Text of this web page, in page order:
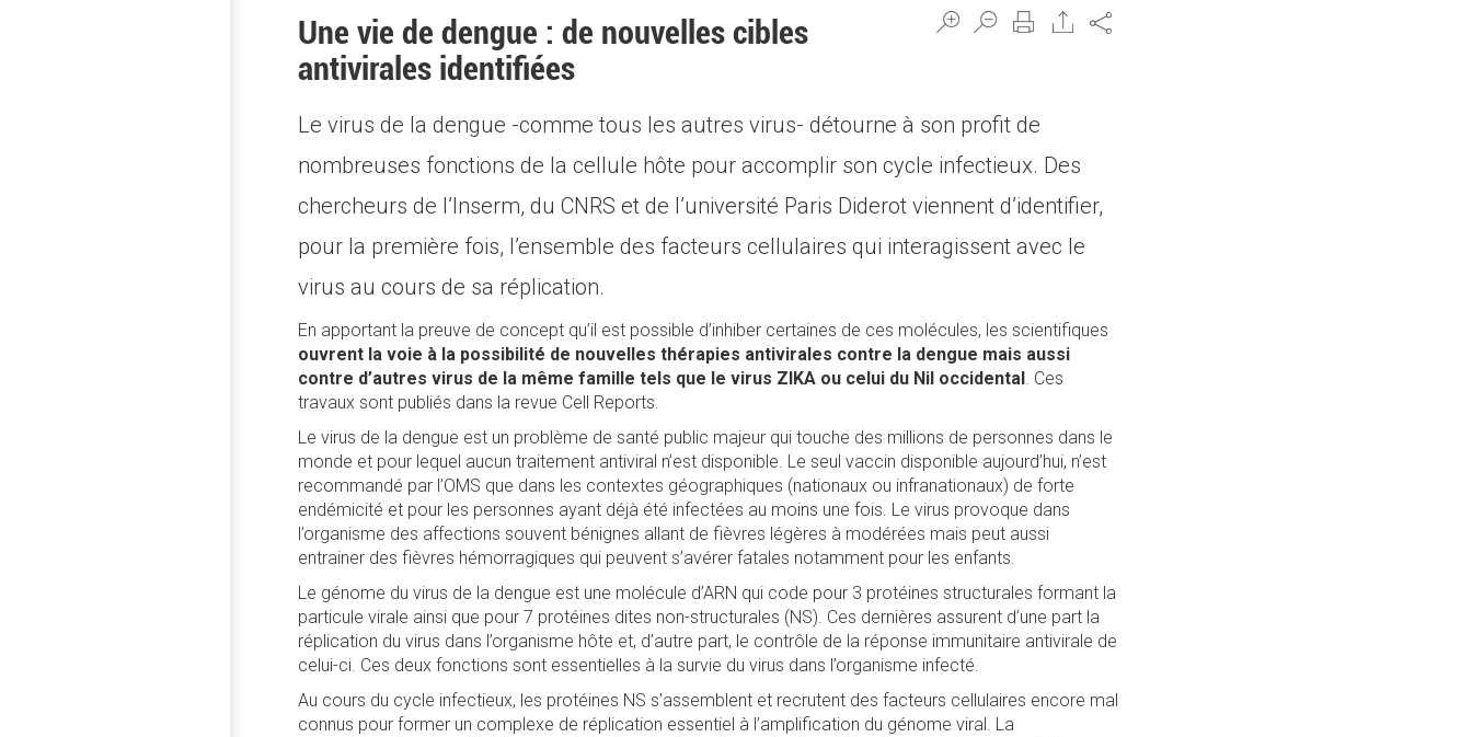
Share
Une vie de dengue : de nouvelles cibles
antivirales identifiées
Le virus de la dengue -comme tous les autres virus- détourne à son profit de
nombreuses fonctions de la cellule hôte pour accomplir son cycle infectieux. Des
chercheurs de l’Inserm, du CNRS et de l’université Paris Diderot viennent d’identifier,
pour la première fois, l’ensemble des facteurs cellulaires qui interagissent avec le
virus au cours de sa réplication.
En apportant la preuve de concept qu’il est possible d’inhiber certaines de ces molécules, les scientifiques
ouvrent la voie à la possibilité de nouvelles thérapies antivirales contre la dengue mais aussi
contre d’autres virus de la même famille tels que le virus ZIKA ou celui du Nil occidental . Ces
travaux sont publiés dans la revue Cell Reports.
Le virus de la dengue est un problème de santé public majeur qui touche des millions de personnes dans le
monde et pour lequel aucun traitement antiviral n’est disponible. Le seul vaccin disponible aujourd’hui, n’est
recommandé par l’OMS que dans les contextes géographiques (nationaux ou infranationaux) de forte
endémicité et pour les personnes ayant déjà été infectées au moins une fois. Le virus provoque dans
l’organisme des affections souvent bénignes allant de fièvres légères à modérées mais peut aussi
entrainer des fièvres hémorragiques qui peuvent s’avérer fatales notamment pour les enfants.
Le génome du virus de la dengue est une molécule d’ARN qui code pour 3 protéines structurales formant la
particule virale ainsi que pour 7 protéines dites non-structurales (NS). Ces dernières assurent d’une part la
réplication du virus dans l’organisme hôte et, d’autre part, le contrôle de la réponse immunitaire antivirale de
celui-ci. Ces deux fonctions sont essentielles à la survie du virus dans l’organisme infecté.
Au cours du cycle infectieux, les protéines NS s’assemblent et recrutent des facteurs cellulaires encore mal
connus pour former un complexe de réplication essentiel à l’amplification du génome viral. La